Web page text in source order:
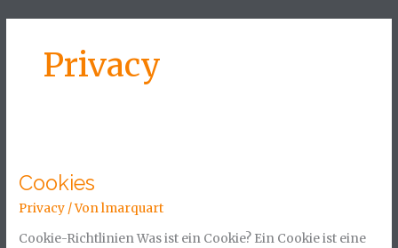
Privacy
Cookies
Privacy / Vonlmarquart
Cookie-Richtlinien Was ist ein Cookie? Ein Cookie ist eine